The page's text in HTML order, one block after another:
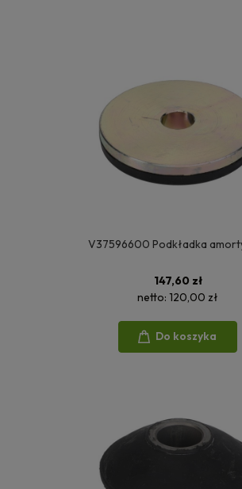
V37596600 Podkładka
147,60 zł
netto: 120,00 zł
Do koszyka